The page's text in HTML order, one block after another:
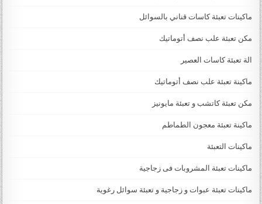
ماكينات تعبئة كاسات قناني بالسوائل
مكن تعبئة علب نصف أتوماتيك
الة تعبئة كاسات العصير
ماكينة تعبئة علب نصف أتوماتيك
مكن تعبئة كاتشب و تعبئة مايونيز
ماكينة تعبئة معجون الطماطم
ماكينات التعبئة
ماكينات تعبئة المشروبات فى زجاجية
ماكينات تعبئة عبوات و زجاجية و تعبئة سوائل رغوية